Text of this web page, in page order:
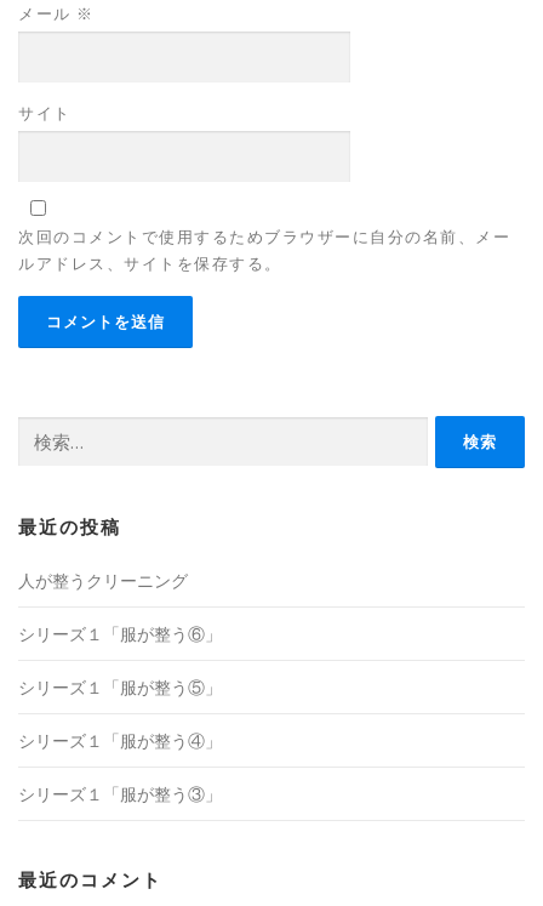
メール ※
サイト
次回のコメントで使用するためブラウザーに自分の名前、メー
ルアドレス、サイトを保存する。
索:
最近の投稿
人が整うクリーニング
シリーズ１「服が整う⑥」
シリーズ１「服が整う⑤」
シリーズ１「服が整う④」
シリーズ１「服が整う③」
最近のコメント